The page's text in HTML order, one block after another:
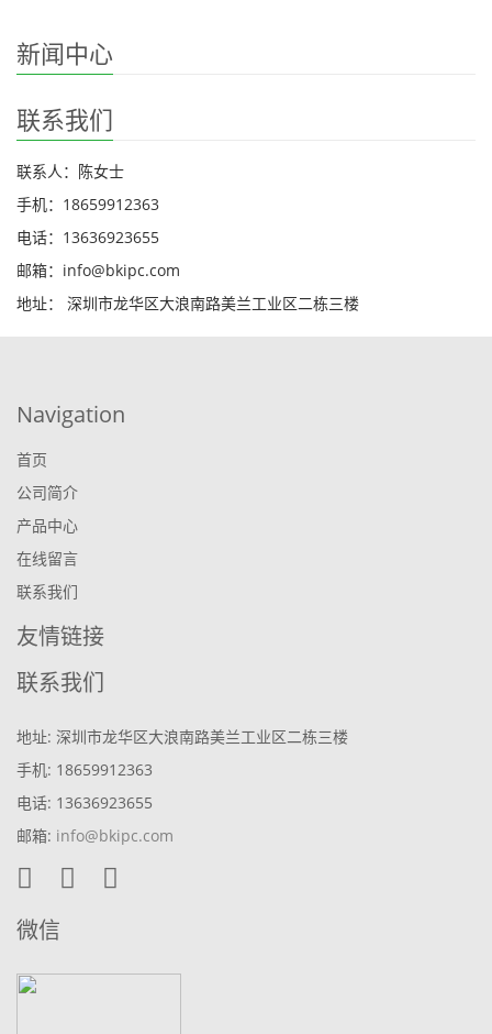
新闻中心
联系我们
联系人：陈女士
手机：18659912363
电话：13636923655
邮箱：info@bkipc.com
地址： 深圳市龙华区大浪南路美兰工业区二栋三楼
Navigation
首页
公司简介
产品中心
在线留言
联系我们
友情链接
联系我们
地址: 深圳市龙华区大浪南路美兰工业区二栋三楼
手机: 18659912363
电话: 13636923655
邮箱: info@bkipc.com
微信